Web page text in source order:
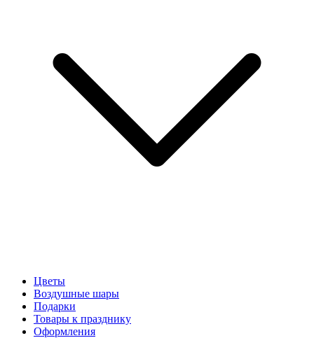
Цветы
Воздушные шары
Подарки
Товары к празднику
Оформления